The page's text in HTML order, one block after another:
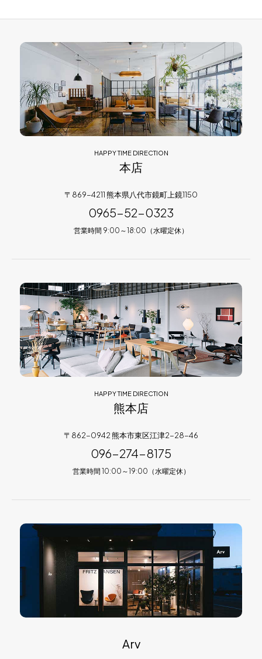
HAPPY TIME DIRECTION
本店
〒869-4211 熊本県八代市鏡町上鏡1150
0965-52-0323
営業時間 9:00～18:00（水曜定休）
HAPPY TIME DIRECTION
熊本店
〒862-0942 熊本市東区江津2-28-46
096-274-8175
営業時間 10:00～19:00（水曜定休）
Arv